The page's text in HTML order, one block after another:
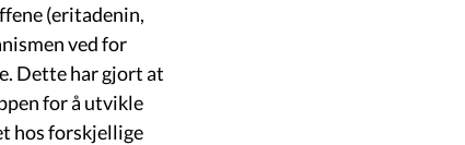
(eritadenin,
ved for
Dette har gjort at
for å utvikle
hos forskjellige